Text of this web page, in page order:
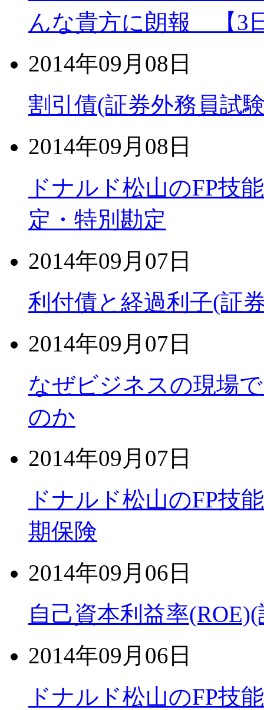
んな貴方に朗報 【3
2014年09月08日
割引債(証券外務員試
2014年09月08日
ドナルド松山のFP
定・特別勘定
2014年09月07日
利付債と経過利子(証
2014年09月07日
なぜビジネスの現場
のか
2014年09月07日
ドナルド松山のFP
期保険
2014年09月06日
自己資本利益率
2014年09月06日
ドナルド松山のFP